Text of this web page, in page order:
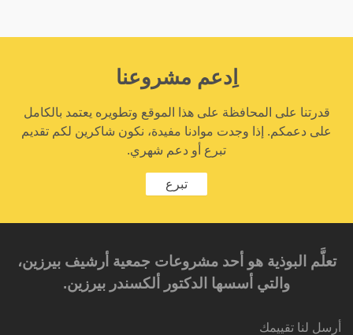
اِدعم مشروعنا
قدرتنا على المحافظة على هذا الموقع وتطويره يعتمد بالكامل
على دعمكم. إذا وجدت موادنا مفيدة، نكون شاكرين لكم تقديم
تبرع أو دعم شهري.
تبرع
تعلَّم البوذية هو أحد مشروعات جمعية أرشيف بيرزين،
والتي أسسها الدكتور ألكسندر بيرزين.‎‎
أرسل لنا تقييمك